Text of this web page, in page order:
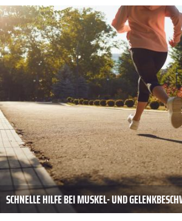
SCHNELLE HILFE BEI MUSKEL- UND